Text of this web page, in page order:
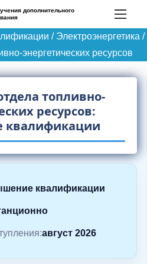
дополнительного
/ Электроэнергетика /
энергетических ресурсов
топливно-
ресурсов:
квалификации
квалификации
август 2026